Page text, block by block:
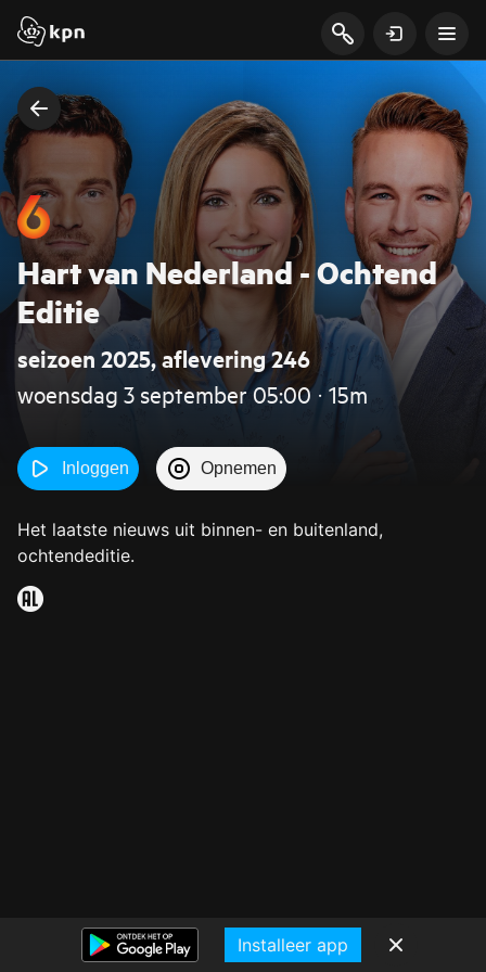
Hart van Nederland - Ochtend
Editie
seizoen 2025, aflevering 246
woensdag 3 september 05:00 ‧ 15m
Inloggen Opnemen
Het laatste nieuws uit binnen- en buitenland,
ochtendeditie.
Installeer app